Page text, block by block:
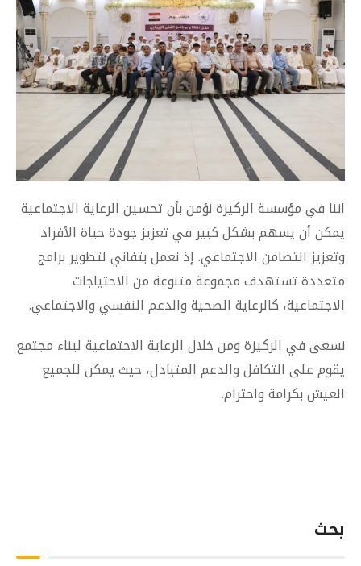
اننا في مؤسسة الركيزة نؤمن بأن تحسين الرعاية الاجتماعية
يمكن أن يسهم بشكل كبير في تعزيز جودة حياة الأفراد
وتعزيز التضامن الاجتماعي. إذ نعمل بتفاني لتطوير برامج
متعددة تستهدف مجموعة متنوعة من الاحتياجات
الاجتماعية، كالرعاية الصحية والدعم النفسي والاجتماعي.
نسعى في الركيزة ومن خلال الرعاية الاجتماعية لبناء مجتمع
يقوم على التكافل والدعم المتبادل، حيث يمكن للجميع
العيش بكرامة واحترام.
بحث